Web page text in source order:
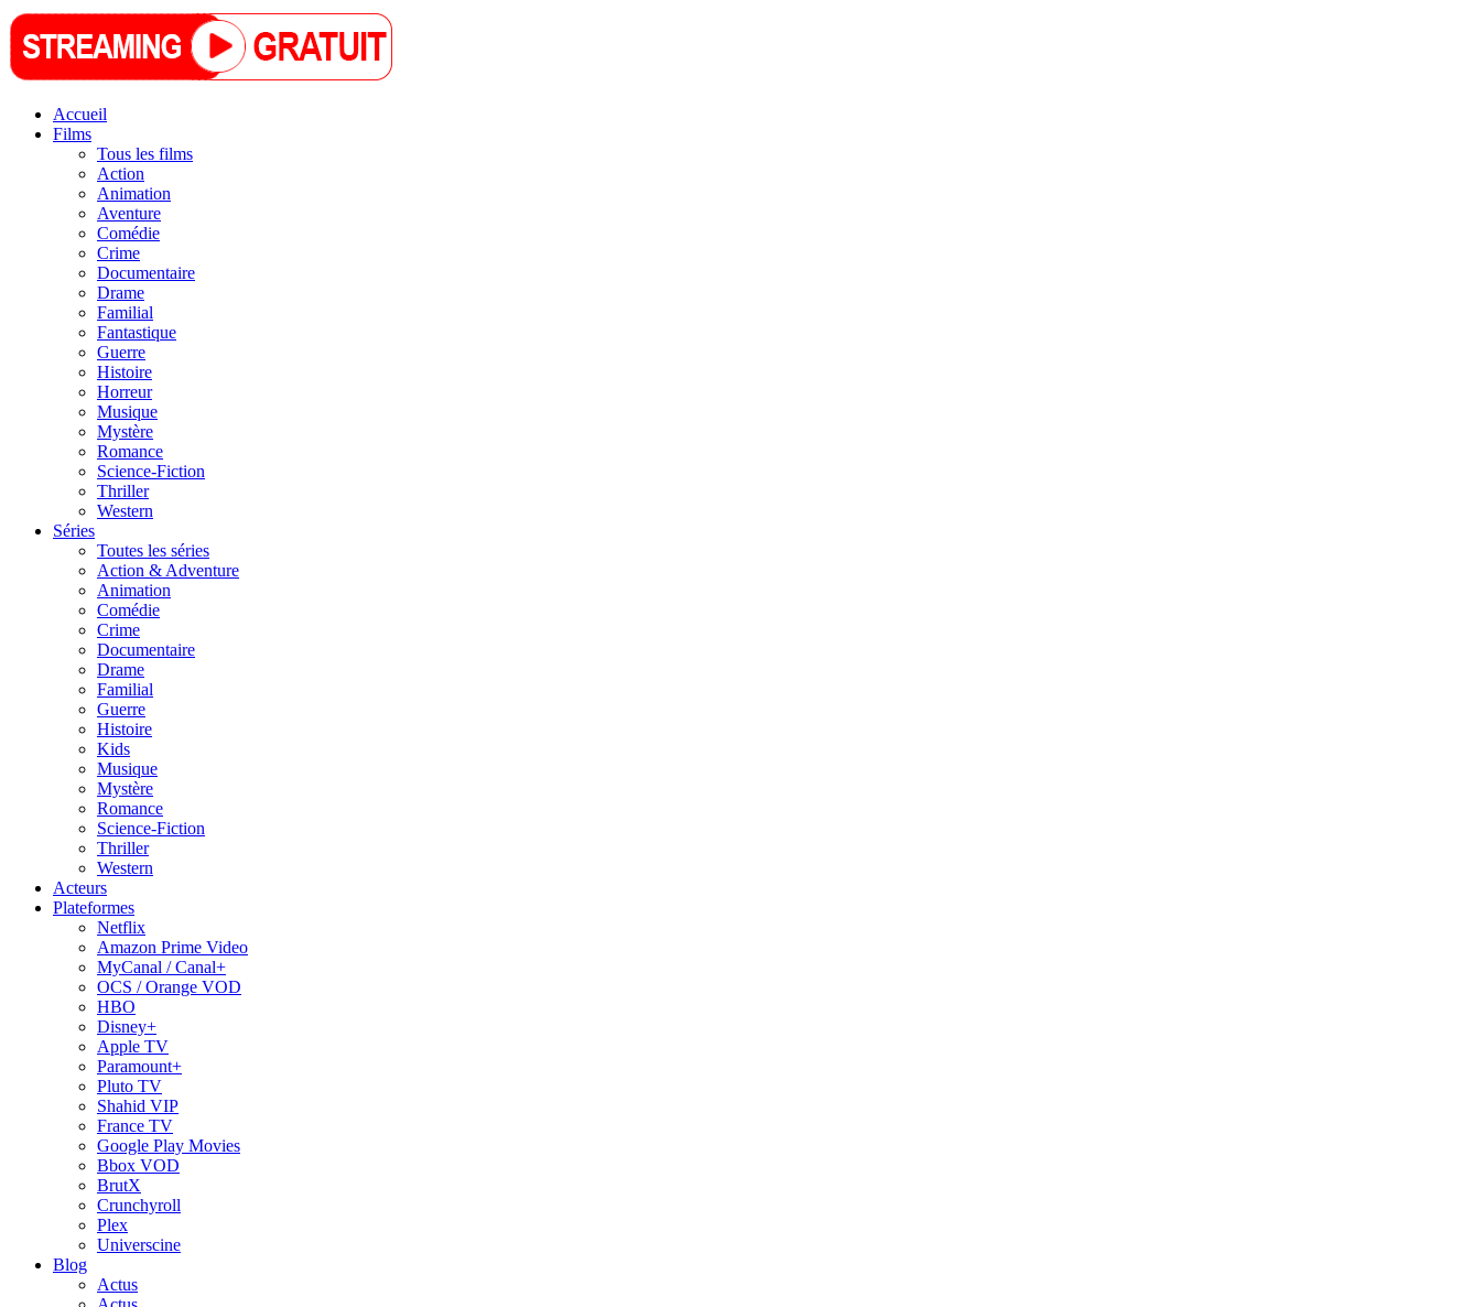
Accueil
Films
Tous les films
Action
Animation
Aventure
Comédie
Crime
Documentaire
Drame
Familial
Fantastique
Guerre
Histoire
Horreur
Musique
Mystère
Romance
Science-Fiction
Thriller
Western
Séries
Toutes les séries
Action & Adventure
Animation
Comédie
Crime
Documentaire
Drame
Familial
Guerre
Histoire
Kids
Musique
Mystère
Romance
Science-Fiction
Thriller
Western
Acteurs
Plateformes
Netflix
Amazon Prime Video
MyCanal / Canal+
OCS / Orange VOD
HBO
Disney+
Apple TV
Paramount+
Pluto TV
Shahid VIP
France TV
Google Play Movies
Bbox VOD
BrutX
Crunchyroll
Plex
Universcine
Blog
Actus